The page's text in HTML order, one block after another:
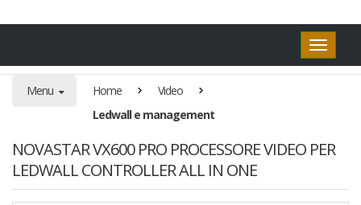
Pulsanti
di
Menu Home
Video
Ledwall e management
NOVASTAR VX600 PRO PROCESSORE VIDEO PER
LEDWALL CONTROLLER ALL IN ONE